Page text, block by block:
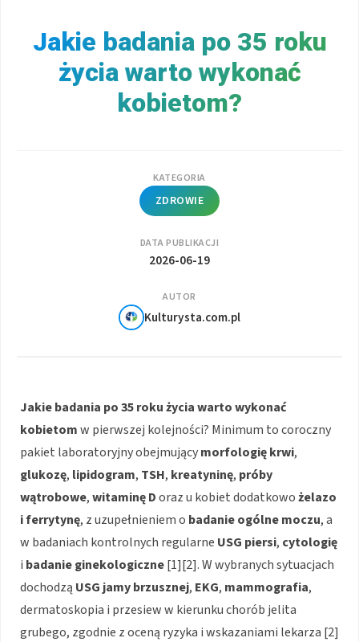
Jakie badania po 35 roku
życia warto wykonać
kobietom?
KATEGORIA
ZDROWIE
DATA PUBLIKACJI
2026-06-19
AUTOR
Kulturysta.com.pl
Jakie badania po 35 roku życia warto wykonać
kobietomw pierwszej kolejności? Minimum to coroczny
pakiet laboratoryjny obejmującymorfologię krwi,
glukozę, lipidogram, TSH, kreatyninę, próby
wątrobowe,witaminę Doraz u kobiet dodatkowożelazo
i ferrytynę, z uzupełnieniem o badanie ogólne moczu, a
w badaniach kontrolnych regularne USG piersi, cytologię
i badanie ginekologiczne[1][2]. W wybranych sytuacjach
dochodzą USG jamy brzusznej, EKG, mammografia,
dermatoskopia i przesiew w kierunku chorób jelita
grubego, zgodnie z oceną ryzyka i wskazaniami lekarza [2]